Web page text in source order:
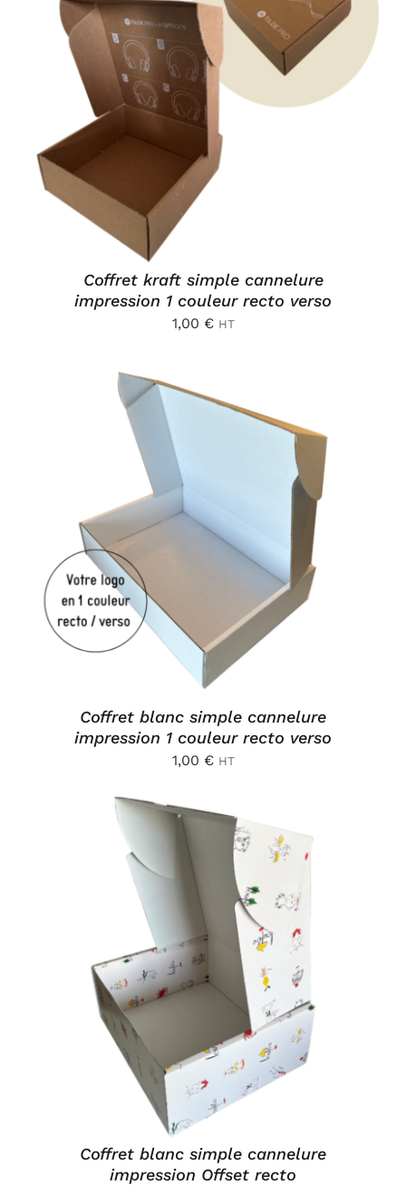
AJOUTER AU PANIER
DÉTAILS
Coffret kraft simple cannelure
impression 1 couleur recto verso
1,00 € HT
AJOUTER AU PANIER
DÉTAILS
Coffret blanc simple cannelure
impression 1 couleur recto verso
1,00 € HT
AJOUTER AU PANIER
DÉTAILS
Coffret blanc simple cannelure
impression Offset recto